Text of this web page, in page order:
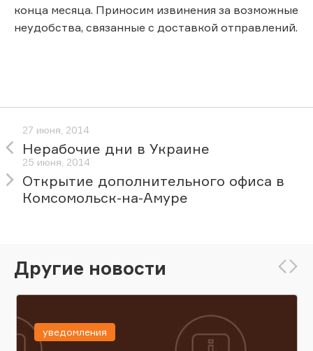
конца месяца. Приносим извинения за возможные
неудобства, связанные с доставкой отправлений.
27 июня, 2014
Нерабочие дни в Украине
25 июня, 2014
Открытие дополнительного офиса в
Комсомольск-на-Амуре
Другие новости
уведомления